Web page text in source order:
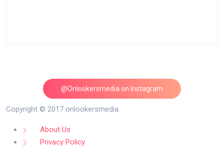
@Onlookersmedia on Instagram
Follow on Instagram
Copyright © 2017 onlookersmedia.
About Us
Privacy Policy